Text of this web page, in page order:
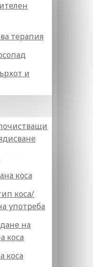
терапия
и
коса
коса/
употреба
на
коса
коса